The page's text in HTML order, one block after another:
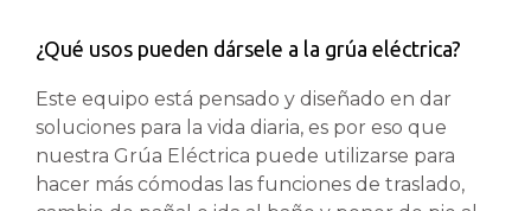
¿Qué usos pueden dársele a la grúa eléctrica?
Este equipo está pensado y diseñado en dar
soluciones para la vida diaria, es por eso que
nuestra Grúa Eléctrica puede utilizarse para
hacer más cómodas las funciones de traslado,